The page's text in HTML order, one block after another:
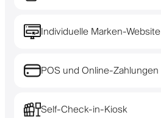
Individuelle Marken-Website
POS und Online-Zahlungen
Self-Check-in-Kiosk